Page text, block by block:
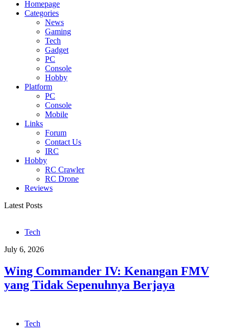
Homepage
Categories
News
Gaming
Tech
Gadget
PC
Console
Hobby
Platform
PC
Console
Mobile
Links
Forum
Contact Us
IRC
Hobby
RC Crawler
RC Drone
Reviews
Latest Posts
Tech
July 6, 2026
Wing Commander IV: Kenangan FMV
yang Tidak Sepenuhnya Berjaya
Tech